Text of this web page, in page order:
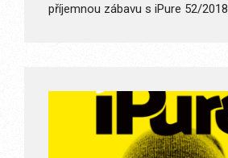
příjemnou zábavu s iPure 52/2018.